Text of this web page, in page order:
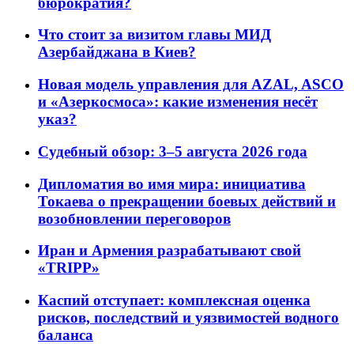
Что стоит за визитом главы МИД
Азербайджана в Киев?
Новая модель управления для AZAL, ASCO
и «Азеркосмоса»: какие изменения несёт
указ?
Судебный обзор: 3–5 августа 2026 года
Дипломатия во имя мира: инициатива
Токаева о прекращении боевых действий и
возобновлении переговоров
Иран и Армения разрабатывают свой
«TRIPP»
Каспий отступает: комплексная оценка
рисков, последствий и уязвимостей водного
баланса